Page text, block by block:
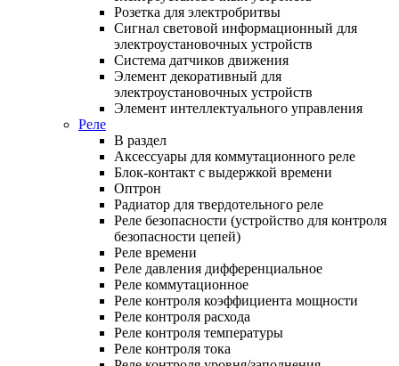
Розетка для электробритвы
Сигнал световой информационный для
электроустановочных устройств
Система датчиков движения
Элемент декоративный для
электроустановочных устройств
Элемент интеллектуального управления
Реле
В раздел
Аксессуары для коммутационного реле
Блок-контакт с выдержкой времени
Оптрон
Радиатор для твердотельного реле
Реле безопасности (устройство для контроля
безопасности цепей)
Реле времени
Реле давления дифференциальное
Реле коммутационное
Реле контроля коэффициента мощности
Реле контроля расхода
Реле контроля температуры
Реле контроля тока